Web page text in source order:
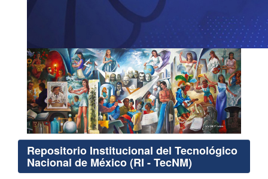
Repositorio Institucional del Tecnológico
Nacional de México (RI - TecNM)